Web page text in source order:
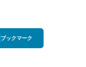
ブックマーク